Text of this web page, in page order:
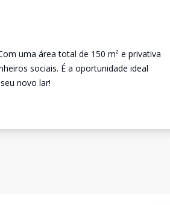
uma área total de 150 m² e privativa
sociais. É a oportunidade ideal
novo lar!